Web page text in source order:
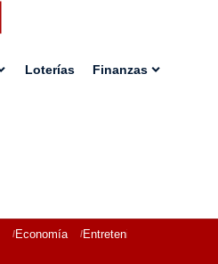
Loterías Finanzas
Economía Entretenimiento